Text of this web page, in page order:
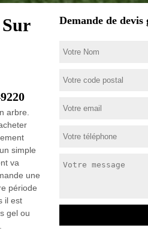
arbre.
simple
va
une
période
il est
gel ou
Demande de